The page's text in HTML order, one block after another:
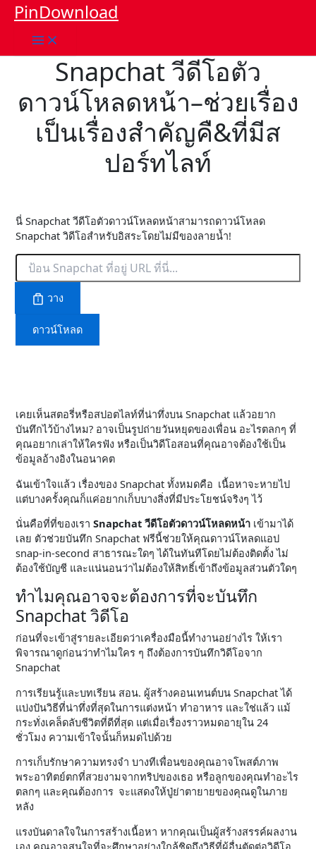
ข้ามPinDownload
Snapchat วีดีโอตัว
ดาวน์โหลดหน้า–ช่วยเรื่อง
เป็นเรื่องสำคัญคื&ที่มีส
ปอร์ทไลท์
นี่ Snapchat วีดีโอตัวดาวน์โหลดหน้าสามารถดาวน์โหลด
Snapchat วิดีโอสำหรับอิสระโดยไม่มีของลายน้ำ!
วาง
ดาวน์โหลด
เคยเห็นสตอรี่หรือสปอตไลท์ที่น่าทึ่งบน Snapchat แล้วอยาก
บันทึกไว้บ้างไหม? อาจเป็นรูปถ่ายวันหยุดของเพื่อน อะไรตลกๆ ที่
คุณอยากเล่าให้ใครฟัง หรือเป็นวิดีโอสอนที่คุณอาจต้องใช้เป็น
ข้อมูลอ้างอิงในอนาคต
ฉันเข้าใจแล้ว เรื่องของ Snapchat ทั้งหมดคือ เนื้อหาจะหายไป
แต่บางครั้งคุณก็แค่อยากเก็บบางสิ่งที่มีประโยชน์จริงๆ ไว้
นั่นคือที่ที่ของเรา Snapchat วีดีโอตัวดาวน์โหลดหน้าเข้ามาได้
เลย ตัวช่วยบันทึก Snapchat ฟรีนี้ช่วยให้คุณดาวน์โหลดแอป
snap-in-second สาธารณะใดๆ ได้ในทันทีโดยไม่ต้องติดตั้ง ไม่
ต้องใช้บัญชี และแน่นอนว่าไม่ต้องให้สิทธิ์เข้าถึงข้อมูลส่วนตัวใดๆ
ทำไมคุณอาจจะต้องการที่จะบันทึก
Snapchat วิดีโอ
ก่อนที่จะเข้าสู่รายละเอียดว่าเครื่องมือนี้ทำงานอย่างไร ให้เรา
พิจารณาดูก่อนว่าทำไมใคร ๆ ถึงต้องการบันทึกวิดีโอจาก
Snapchat
การเรียนรู้และบทเรียน สอน. ผู้สร้างคอนเทนต์บน Snapchat ได้
แบ่งปันวิธีที่น่าทึ่งที่สุดในการแต่งหน้า ทำอาหาร และใช่แล้ว แม้
กระทั่งเคล็ดลับชีวิตที่ดีที่สุด แต่เมื่อเรื่องราวหมดอายุใน 24
ชั่วโมง ความเข้าใจนั้นก็หมดไปด้วย
การเก็บรักษาความทรงจำ บางทีเพื่อนของคุณอาจโพสต์ภาพ
พระอาทิตย์ตกที่สวยงามจากทริปของเธอ หรือลูกของคุณทำอะไร
ตลกๆ และคุณต้องการ จะแสดงให้ปู่ย่าตายายของคุณดูในภาย
หลัง
แรงบันดาลใจในการสร้างเนื้อหา หากคุณเป็นผู้สร้างสรรค์ผลงาน
เอง คุณอาจสนใจที่จะศึกษาอย่างใกล้ชิดถึงวิธีที่ผู้อื่นตัดต่อวิดีโอ